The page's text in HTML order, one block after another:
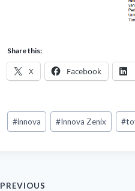
Share this:
X Facebook
#innova #Innova Zenix #
PREVIOUS